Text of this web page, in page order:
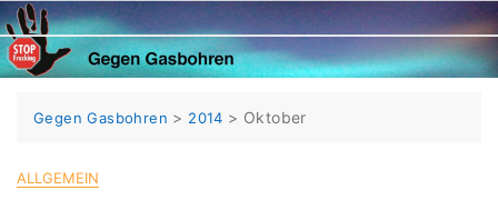
Skip
to
content
Gegen Gasbohren > 2014 > Oktober
ALLGEMEIN